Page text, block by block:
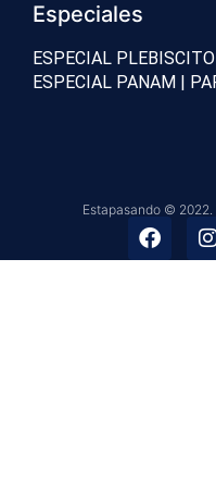
Especiales
ESPECIAL
ESPECIAL PANAM |
Estapasando ©